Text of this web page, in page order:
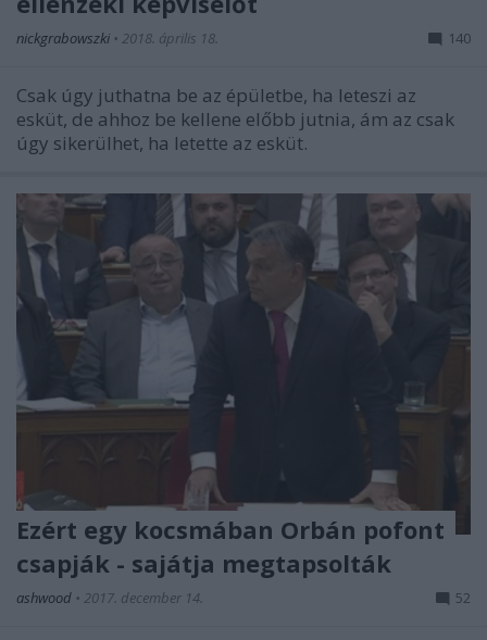
nickgrabowszki • 2018. április 18. 140
Csak úgy juthatna be az épületbe, ha leteszi az
esküt, de ahhoz be kellene előbb jutnia, ám az csak
úgy sikerülhet, ha letette az esküt.
Ezért egy kocsmában Orbán pofont
csapják - sajátja megtapsolták
ashwood • 2017. december 14. 52